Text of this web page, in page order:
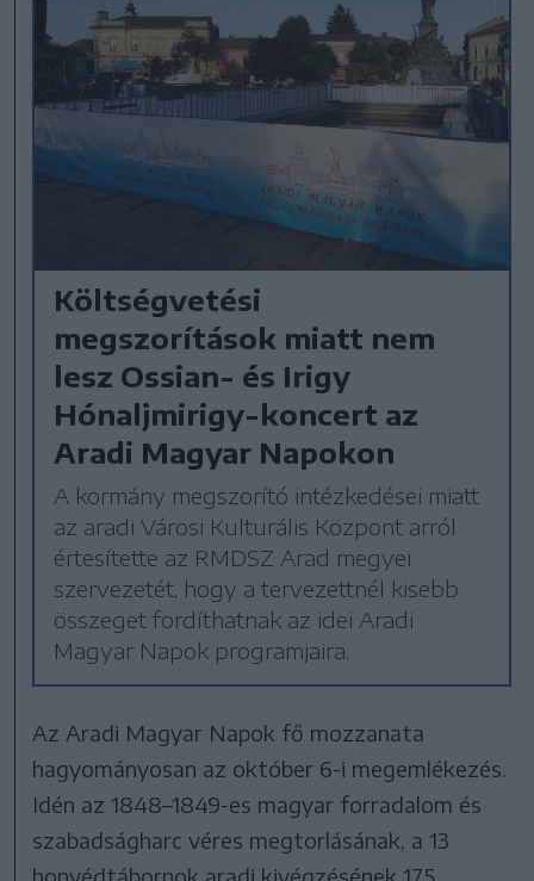
Költségvetési
megszorítások miatt nem
lesz Ossian- és Irigy
Hónaljmirigy-koncert az
Aradi Magyar Napokon
A kormány megszorító intézkedései miatt
az aradi Városi Kulturális Központ arról
értesítette az RMDSZ Arad megyei
szervezetét, hogy a tervezettnél kisebb
összeget fordíthatnak az idei Aradi
Magyar Napok programjaira.
Az Aradi Magyar Napok fő mozzanata
hagyományosan az október 6-i megemlékezés.
Idén az 1848–1849-es magyar forradalom és
szabadságharc véres megtorlásának, a 13